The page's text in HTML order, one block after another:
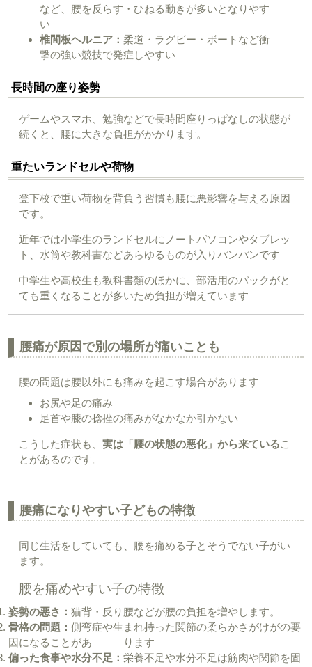
など、腰を反らす・ひねる動きが多いとなりやす
い
椎間板ヘルニア： 柔道・ラグビー・ボートなど衝
撃の強い競技で発症しやすい
長時間の座り姿勢
ゲームやスマホ、勉強などで長時間座りっぱなしの状態が
続くと、腰に大きな負担がかかります。
重たいランドセルや荷物
登下校で重い荷物を背負う習慣も腰に悪影響を与える原因
です。
近年では小学生のランドセルにノートパソコンやタブレッ
ト、水筒や教科書などあらゆるものが入りパンパンです
中学生や高校生も教科書類のほかに、部活用のバックがと
ても重くなることが多いため負担が増えています
腰痛が原因で別の場所が痛いことも
腰の問題は腰以外にも痛みを起こす場合があります
お尻や足の痛み
足首や膝の捻挫の痛みがなかなか引かない
こうした症状も、 実は「腰の状態の悪化」から来ているこ
とがあるのです。
腰痛になりやすい子どもの特徴
同じ生活をしていても、腰を痛める子とそうでない子がい
ます。
腰を痛めやすい子の特徴
姿勢の悪さ： 猫背・反り腰などが腰の負担を増やします。
骨格の問題： 側弯症や生まれ持った関節の柔らかさがけがの要
因になることがあ ります
偏った食事や水分不足： 栄養不足や水分不足は筋肉や関節を固